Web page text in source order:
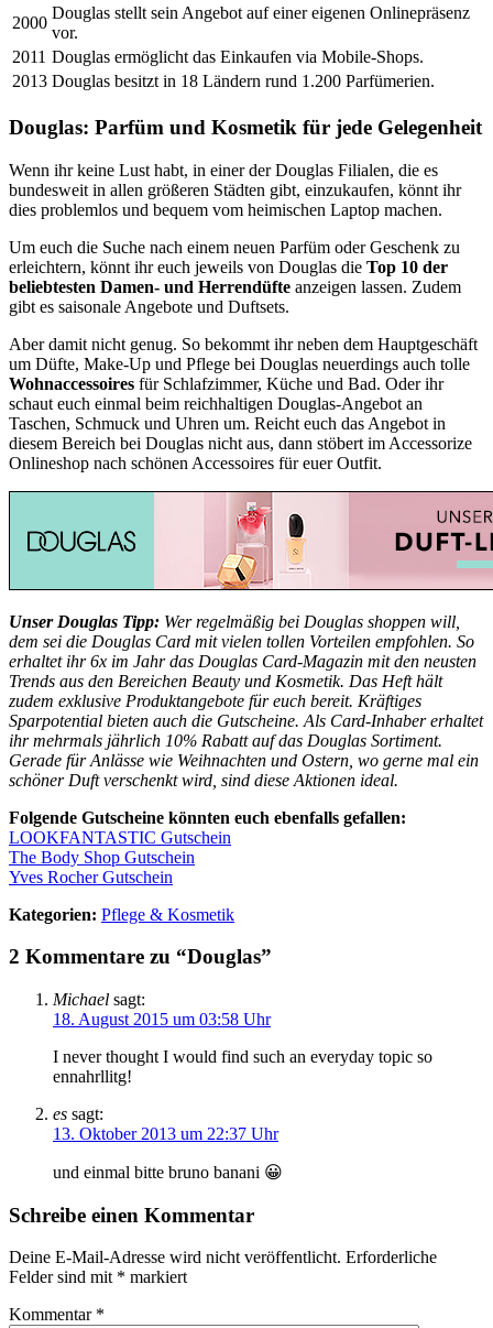
2000
Douglas stellt sein Angebot auf einer eigenen Onlinepräsenz
vor.
2011 Douglas ermöglicht das Einkaufen via Mobile-Shops.
2013 Douglas besitzt in 18 Ländern rund 1.200 Parfümerien.
Douglas: Parfüm und Kosmetik für jede Gelegenheit
Wenn ihr keine Lust habt, in einer der Douglas Filialen, die es
bundesweit in allen größeren Städten gibt, einzukaufen, könnt ihr
dies problemlos und bequem vom heimischen Laptop machen.
Um euch die Suche nach einem neuen Parfüm oder Geschenk zu
erleichtern, könnt ihr euch jeweils von Douglas die Top 10 der
beliebtesten Damen- und Herrendüfte anzeigen lassen. Zudem
gibt es saisonale Angebote und Duftsets.
Aber damit nicht genug. So bekommt ihr neben dem Hauptgeschäft
um Düfte, Make-Up und Pflege bei Douglas neuerdings auch tolle
Wohnaccessoires für Schlafzimmer, Küche und Bad. Oder ihr
schaut euch einmal beim reichhaltigen Douglas-Angebot an
Taschen, Schmuck und Uhren um. Reicht euch das Angebot in
diesem Bereich bei Douglas nicht aus, dann stöbert im Accessorize
Onlineshop nach schönen Accessoires für euer Outfit.
Unser Douglas Tipp: Wer regelmäßig bei Douglas shoppen will,
dem sei die Douglas Card mit vielen tollen Vorteilen empfohlen. So
erhaltet ihr 6x im Jahr das Douglas Card-Magazin mit den neusten
Trends aus den Bereichen Beauty und Kosmetik. Das Heft hält
zudem exklusive Produktangebote für euch bereit. Kräftiges
Sparpotential bieten auch die Gutscheine. Als Card-Inhaber erhaltet
ihr mehrmals jährlich 10% Rabatt auf das Douglas Sortiment.
Gerade für Anlässe wie Weihnachten und Ostern, wo gerne mal ein
schöner Duft verschenkt wird, sind diese Aktionen ideal.
Folgende Gutscheine könnten euch ebenfalls gefallen:
LOOKFANTASTIC Gutschein
The Body Shop Gutschein
Yves Rocher Gutschein
Kategorien: Pflege & Kosmetik
2 Kommentare zu “Douglas”
Michael sagt:
18. August 2015 um 03:58 Uhr
I never thought I would find such an everyday topic so
ennahrllitg!
es sagt:
13. Oktober 2013 um 22:37 Uhr
und einmal bitte bruno banani 😀
Schreibe einen Kommentar
Deine E-Mail-Adresse wird nicht veröffentlicht. Erforderliche
Felder sind mit * markiert
Kommentar *